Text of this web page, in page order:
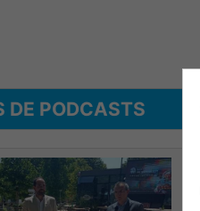
DE PODCASTS